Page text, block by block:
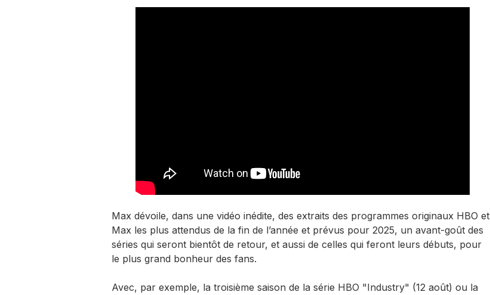
Max dévoile, dans une vidéo inédite, des extraits des programmes originaux HBO et
Max les plus attendus de la fin de l’année et prévus pour 2025, un avant-goût des
séries qui seront bientôt de retour, et aussi de celles qui feront leurs débuts, pour
le plus grand bonheur des fans.
Avec, par exemple, la troisième saison de la série HBO "Industry" (12 août) ou la